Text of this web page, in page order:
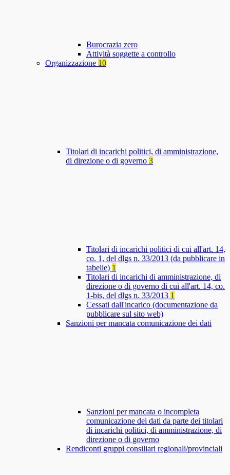
Burocrazia zero
Attività soggette a controllo
Organizzazione 10
Titolari di incarichi politici, di amministrazione,
di direzione o di governo 3
Titolari di incarichi politici di cui all'art. 14,
co. 1, del dlgs n. 33/2013 (da pubblicare in
tabelle) 1
Titolari di incarichi di amministrazione, di
direzione o di governo di cui all'art. 14, co.
1-bis, del dlgs n. 33/2013 1
Cessati dall'incarico (documentazione da
pubblicare sul sito web)
Sanzioni per mancata comunicazione dei dati
Sanzioni per mancata o incompleta
comunicazione dei dati da parte dei titolari
di incarichi politici, di amministrazione, di
direzione o di governo
Rendiconti gruppi consiliari regionali/provinciali